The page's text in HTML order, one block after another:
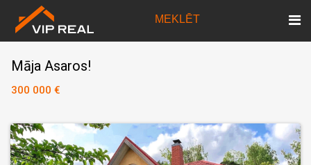
MEKLĒT
Māja Asaros!
300 000 €